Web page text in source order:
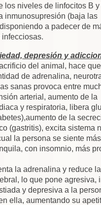
los niveles de linfocitos B y
inmunosupresión (baja las
a padecer de
depresión y
del animal, hace
de adrenalina,
sanas provoca entre
arterial, aumento de la
y respiratoria, libera
de la
(gastritis), excita sistema
la persona se siente más
con insomnio, más
la adrenalina y reduce la
lo que pone agresiva,
y depresiva a la
ella, aumentando su